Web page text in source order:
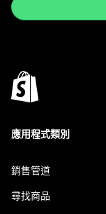
應用程式類別
銷售管道
尋找商品